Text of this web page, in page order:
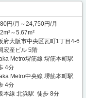
円/月～24,750円/月
～5.67m²
府大阪市中央区瓦町1丁目4-6
宏産ビル 5階
Metro堺筋線 堺筋本町駅
4分
Metro中央線 堺筋本町駅
4分
本線 北浜駅 徒歩 8分